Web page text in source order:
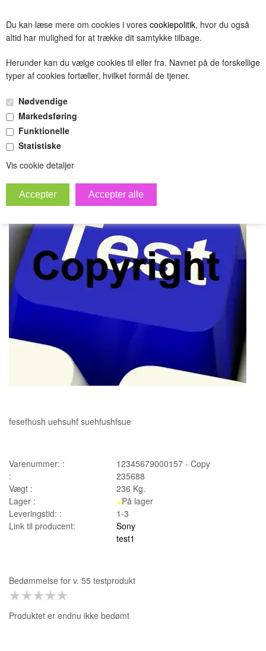
Du kan læse mere om cookies i vores cookiepolitik, hvor du også
altid har mulighed for at trække dit samtykke tilbage.
Herunder kan du vælge cookies til eller fra. Navnet på de forskellige
typer af cookies fortæller, hvilket formål de tjener.
Nødvendige
Markedsføring
Funktionelle
Statistiske
Vis cookie detaljer
(0.00 DKK)
v. 55 testprodukt
Forside»Testnavn»
fesefhush uehsuhf suehfushfsue
Varenummer: :
12345679000157 - Copy
:
235688
Vægt :
236 Kg.
Lager :
På lager
Leveringstid: :
1-3
Link til producent:
Sony
test1
Bedømmelse for v. 55 testprodukt
Produktet er endnu ikke bedømt